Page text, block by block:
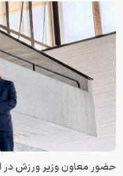
حضور معاون وزیر ورزش در